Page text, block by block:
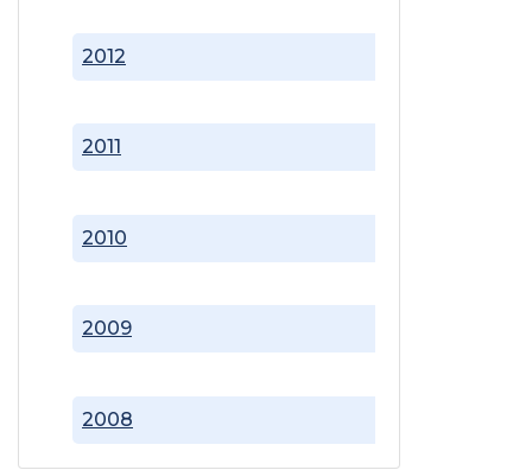
2008
2009
2010
2011
2012